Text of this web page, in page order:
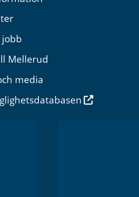
jobb
Mellerud
media